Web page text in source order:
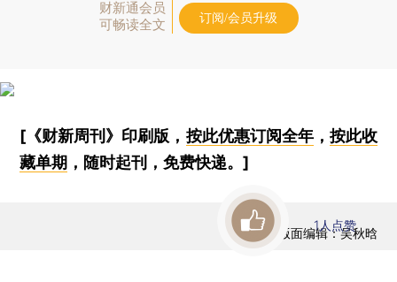
财新通会员
可畅读全文
订阅/会员升级
[《财新周刊》印刷版， 按此优惠订阅全年， 按此收
藏单期 ，随时起刊，免费快递。]
版面编辑：吴秋晗
1人点赞